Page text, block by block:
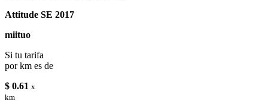
Attitude SE 2017
miituo
Si tu tarifa
por km es de
$ 0.61 x
km